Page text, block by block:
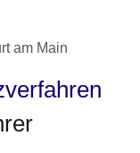
am Main